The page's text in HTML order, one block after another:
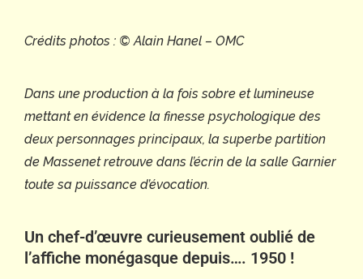
Crédits photos : © Alain Hanel – OMC
Dans une production à la fois sobre et lumineuse
mettant en évidence la finesse psychologique des
deux personnages principaux, la superbe partition
de Massenet retrouve dans l’écrin de la salle Garnier
toute sa puissance d’évocation.
Un chef-d’œuvre curieusement oublié de
l’affiche monégasque depuis…. 1950 !